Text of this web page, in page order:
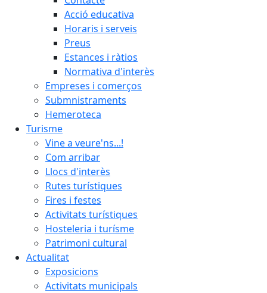
Acció educativa
Horaris i serveis
Preus
Estances i ràtios
Normativa d'interès
Empreses i comerços
Submnistraments
Hemeroteca
Turisme
Vine a veure'ns...!
Com arribar
Llocs d'interès
Rutes turístiques
Fires i festes
Activitats turístiques
Hosteleria i turísme
Patrimoni cultural
Actualitat
Exposicions
Activitats municipals